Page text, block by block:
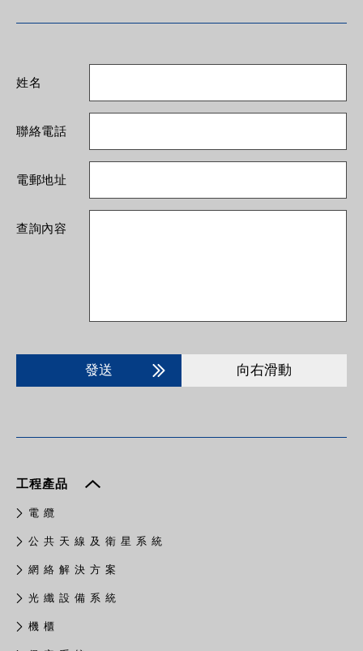
姓名
聯絡電話
電郵地址
查詢內容
發送 向右滑動
工程產品
電 纜
公 共 天 線 及 衛 星 系 統
網 絡 解 決 方 案
光 纖 設 備 系 統
機 櫃